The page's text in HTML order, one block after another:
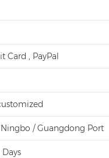
Card , PayPal
/ Guangdong Port